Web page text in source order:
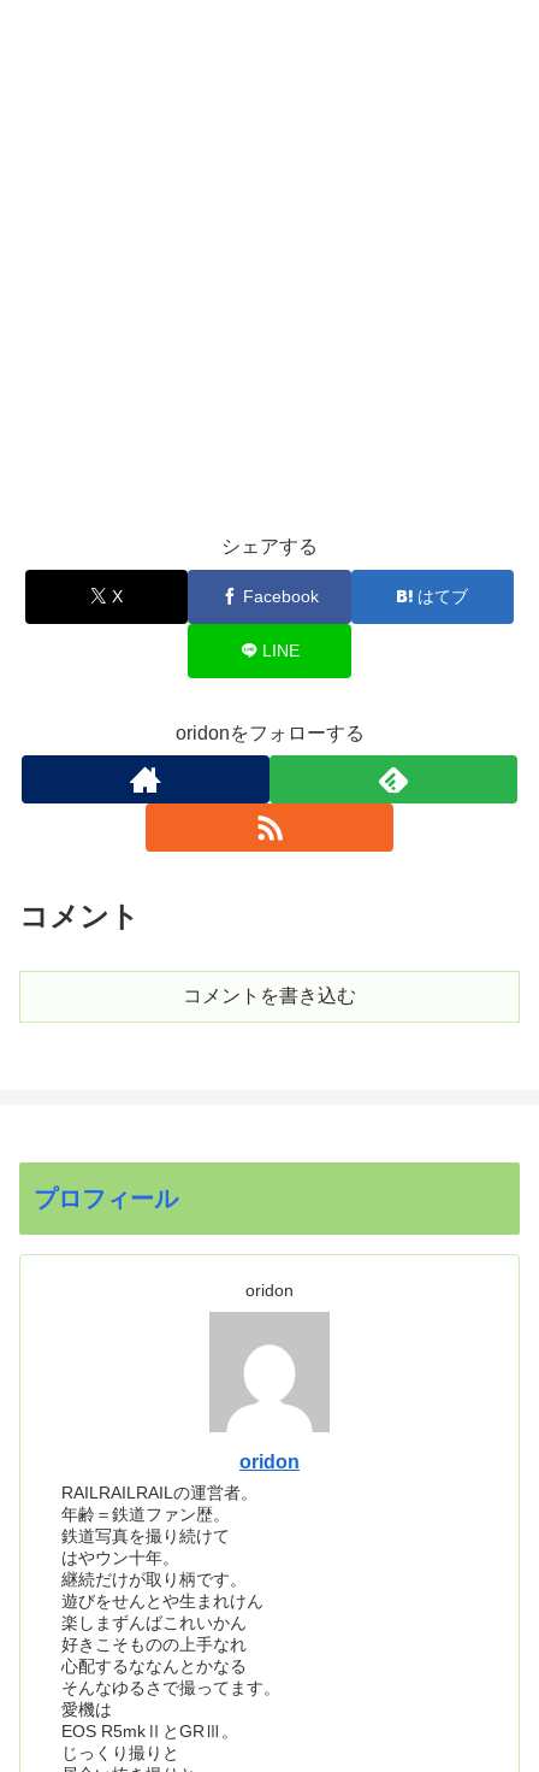
シェアする
X Facebook はてブ
LINE
oridonをフォローする
コメント
コメントを書き込む
プロフィール
oridon
oridon
RAILRAILRAILの運営者。
年齢＝鉄道ファン歴。
鉄道写真を撮り続けて
はやウン十年。
継続だけが取り柄です。
遊びをせんとや生まれけん
楽しまずんばこれいかん
好きこそものの上手なれ
心配するななんとかなる
そんなゆるさで撮ってます。
愛機は
EOS R5mkⅡとGRⅢ。
じっくり撮りと